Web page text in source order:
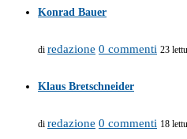
Konrad Bauer
di redazione 0 commenti 23
Klaus Bretschneider
di redazione 0 commenti 18